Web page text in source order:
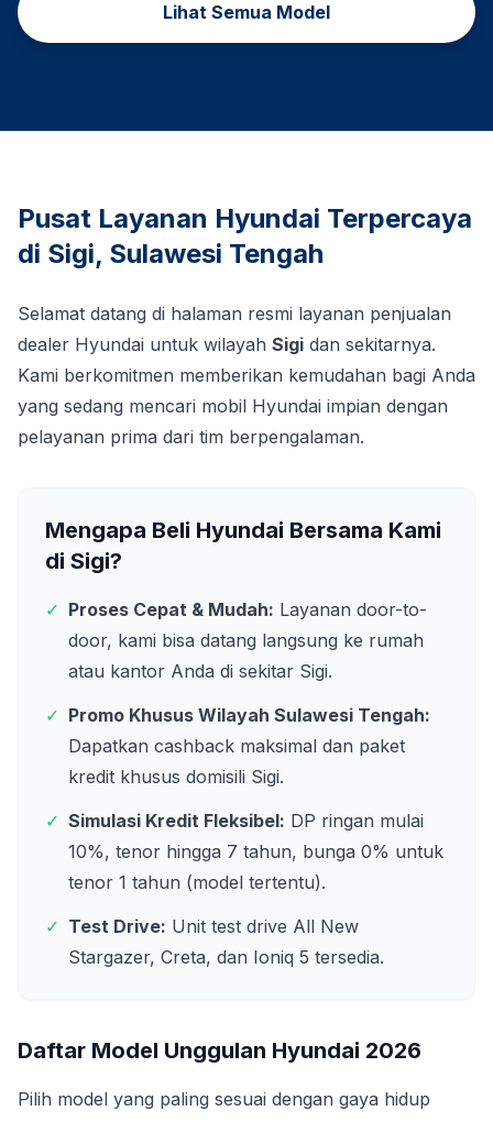
Lihat Semua Model
Pusat Layanan Hyundai Terpercaya
di Sigi, Sulawesi Tengah
Selamat datang di halaman resmi layanan penjualan
dealer Hyundai untuk wilayah Sigi dan sekitarnya.
Kami berkomitmen memberikan kemudahan bagi Anda
yang sedang mencari mobil Hyundai impian dengan
pelayanan prima dari tim berpengalaman.
Mengapa Beli Hyundai Bersama Kami
di Sigi?
✓ Proses Cepat & Mudah: Layanan door-to-
door, kami bisa datang langsung ke rumah
atau kantor Anda di sekitar Sigi.
✓ Promo Khusus Wilayah Sulawesi Tengah:
Dapatkan cashback maksimal dan paket
kredit khusus domisili Sigi.
✓ Simulasi Kredit Fleksibel: DP ringan mulai
10%, tenor hingga 7 tahun, bunga 0% untuk
tenor 1 tahun (model tertentu).
✓ Test Drive: Unit test drive All New
Stargazer, Creta, dan Ioniq 5 tersedia.
Daftar Model Unggulan Hyundai 2026
Pilih model yang paling sesuai dengan gaya hidup